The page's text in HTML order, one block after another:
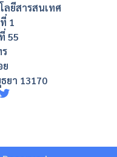
ลยีสารสนเทศ
1
55
ย
ยา 13170